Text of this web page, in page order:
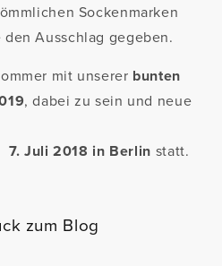
Sockenmarken
Ausschlag gegeben.
mit unserer bunten
, dabei zu sein und neue
7. Juli 2018 in Berlin statt.
zum Blog